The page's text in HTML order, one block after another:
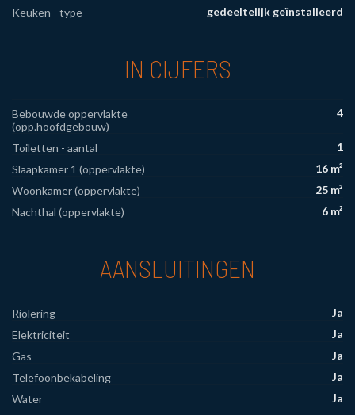
Keuken - type
gedeeltelijk geïnstalleerd
IN CIJFERS
Bebouwde oppervlakte
(opp.hoofdgebouw)
4
Toiletten - aantal
1
Slaapkamer 1 (oppervlakte)
16 m²
Woonkamer (oppervlakte)
25 m²
Nachthal (oppervlakte)
6 m²
AANSLUITINGEN
Riolering
Ja
Elektriciteit
Ja
Gas
Ja
Telefoonbekabeling
Ja
Water
Ja